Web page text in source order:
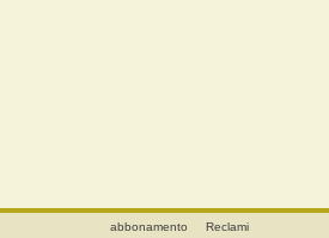
abbonamento Reclami